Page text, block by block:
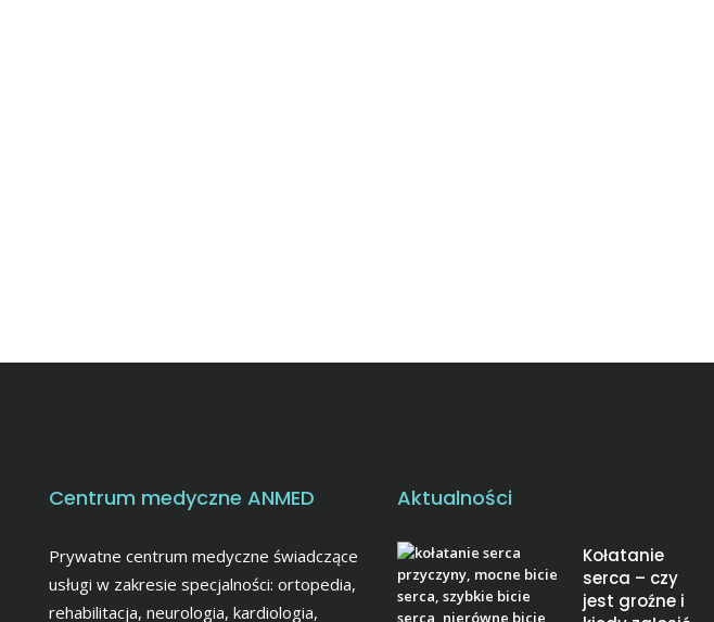
Centrum medyczne ANMED
Prywatne centrum medyczne świadczące
usługi w zakresie specjalności: ortopedia,
rehabilitacja, neurologia, kardiologia,
Aktualności
Kołatanie
serca – czy
jest groźne i